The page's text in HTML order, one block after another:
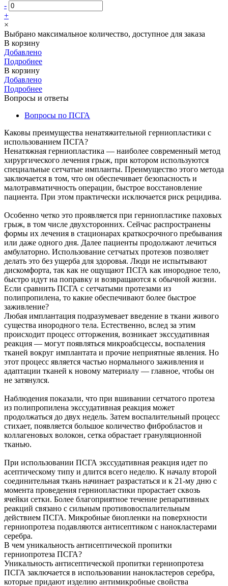
-
+
×
Выбрано максимальное количество, доступное для заказа
В корзину
Добавлено
Подробнее
В корзину
Добавлено
Подробнее
Вопросы и ответы
Вопросы по ПСГА
Каковы преимущества ненатяжительной герниопластики с
использованием ПСГА?
Ненатяжная герниопластика — наиболее современный метод
хирургического лечения грыж, при котором используются
специальные сетчатые импланты. Преимущество этого метода
заключается в том, что он обеспечивает безопасность и
малотравматичность операции, быстрое восстановление
пациента. При этом практически исключается риск рецидива.
Особенно четко это проявляется при герниопластике паховых
грыж, в том числе двухсторонних. Сейчас распространены
формы их лечения в стационарах краткосрочного пребывания
или даже одного дня. Далее пациенты продолжают лечиться
амбулаторно. Использование сетчатых протезов позволяет
делать это без ущерба для здоровья. Люди не испытывают
дискомфорта, так как не ощущают ПСГА как инородное тело,
быстро идут на поправку и возвращаются к обычной жизни.
Если сравнить ПСГА с сетчатыми протезами из
полипропилена, то какие обеспечивают более быстрое
заживление?
Любая имплантация подразумевает введение в ткани живого
существа инородного тела. Естественно, вслед за этим
происходит процесс отторжения, возникает экссудативная
реакция — могут появляться микроабсцессы, воспаления
тканей вокруг имплантата и прочие неприятные явления. Но
этот процесс является частью нормального заживления и
адаптации тканей к новому материалу — главное, чтобы он
не затянулся.
Наблюдения показали, что при вшивании сетчатого протеза
из полипропилена экссудативная реакция может
продолжаться до двух недель. Затем воспалительный процесс
стихает, появляется большое количество фибробластов и
коллагеновых волокон, сетка обрастает грануляционной
тканью.
При использовании ПСГА экссудативная реакция идет по
асептическому типу и длится всего неделю. К началу второй
соединительная ткань начинает разрастаться и к 21-му дню с
момента проведения герниопластики прорастает сквозь
ячейки сетки. Более благоприятное течение репаративных
реакций связано с сильным противовоспалительным
действием ПСГА. Микробные биопленки на поверхности
герниопротеза подавляются антисептиком с нанокластерами
серебра.
В чем уникальность антисептической пропитки
герниопротеза ПСГА?
Уникальность антисептической пропитки герниопротеза
ПСГА заключается в использовании нанокластеров серебра,
которые придают изделию антимикробные свойства